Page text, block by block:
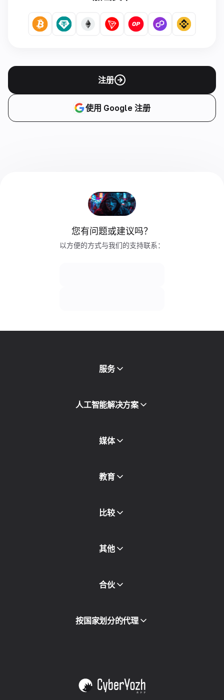
注册
使用 Google 注册
您有问题或建议吗？
以方便的方式与我们的支持联系：
服务
移动代理
住宅代理
代理目录
人工智能解决方案
媒体
博客和文章
合作伙伴
教育
免费书
比较
其他
API访问
集成
合伙
合作伙伴计划
转售
按国家划分的代理
查看全部